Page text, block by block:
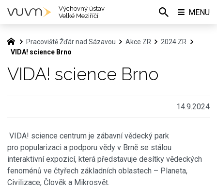
Pracoviště Žďár nad Sázavou Akce ZR
2024 ZR
VIDA! science Brno
VIDA! science Brno
14.9.2024
VIDA! science centrum je zábavní vědecký park
pro popularizaci a podporu vědy v Brně se stálou
interaktivní expozicí, která představuje desítky vědeckých
fenoménů ve čtyřech základních oblastech – Planeta,
Civilizace, Člověk a Mikrosvět.
Výchovný ústav
Velké Meziříčí
MENU